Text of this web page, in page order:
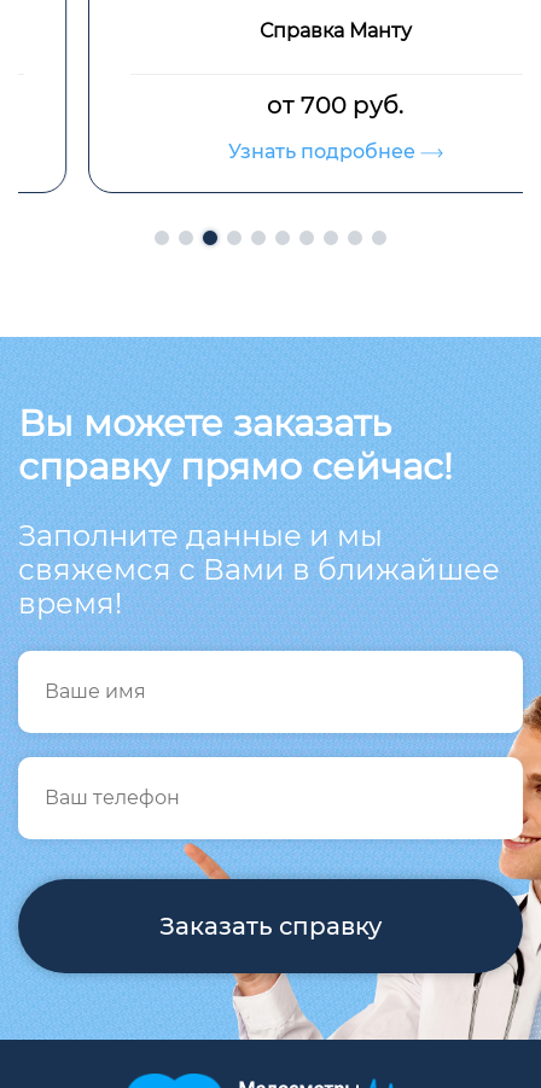
Справка Манту
от 700 руб.
Узнать подробнее
Вы можете заказать
справку прямо сейчас!
Заполните данные и мы
свяжемся с Вами в ближайшее
время!